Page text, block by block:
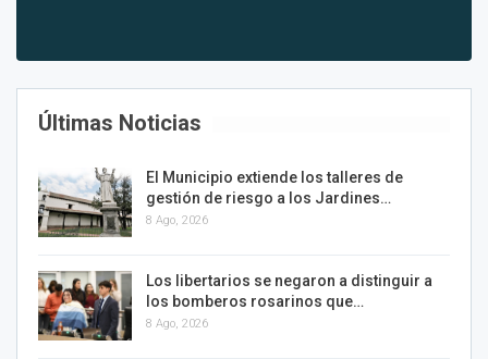
Últimas Noticias
El Municipio extiende los talleres de
gestión de riesgo a los Jardines…
8 Ago, 2026
Los libertarios se negaron a distinguir a
los bomberos rosarinos que…
8 Ago, 2026